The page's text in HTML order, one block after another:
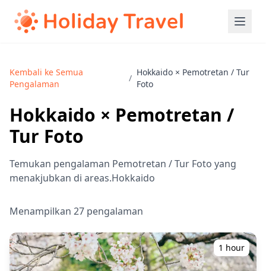
Kembali ke Semua
Pengalaman
/
Hokkaido × Pemotretan / Tur
Foto
Hokkaido × Pemotretan /
Tur Foto
Temukan pengalaman Pemotretan / Tur Foto yang
menakjubkan di areas.Hokkaido
Menampilkan 27 pengalaman
1 hour